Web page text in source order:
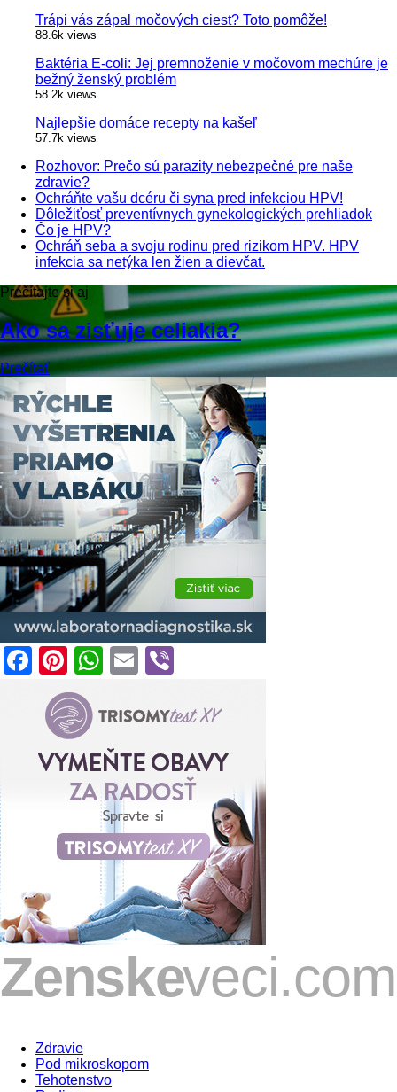
Trápi vás zápal močových ciest? Toto pomôže!
88.6k views
Baktéria E-coli: Jej premnoženie v močovom mechúre je
bežný ženský problém
58.2k views
Najlepšie domáce recepty na kašeľ
57.7k views
Rozhovor: Prečo sú parazity nebezpečné pre naše
zdravie?
Ochráňte vašu dcéru či syna pred infekciou HPV!
Dôležiťosť preventívnych gynekologických prehliadok
Čo je HPV?
Ochráň seba a svoju rodinu pred rizikom HPV. HPV
infekcia sa netýka len žien a dievčat.
Prečítajte si aj
Ako sa zisťuje celiakia?
Prečítať
Facebook
Pinterest
WhatsApp
Email
Zdravie
Pod mikroskopom
Tehotenstvo